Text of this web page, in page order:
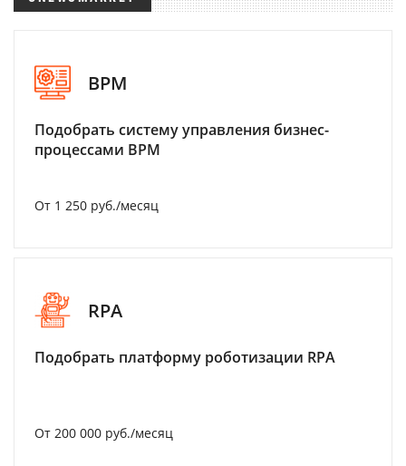
BPM
Подобрать систему управления бизнес-
процессами BPM
От 1 250 руб./месяц
RPA
Подобрать платформу роботизации RPA
От 200 000 руб./месяц